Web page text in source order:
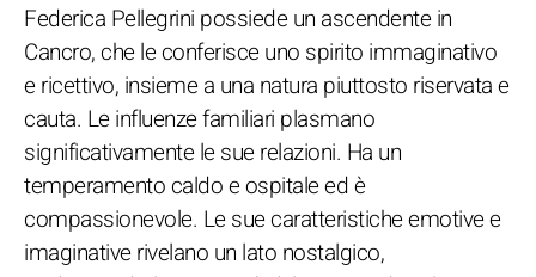
Federica Pellegrini possiede un ascendente in
Cancro, che le conferisce uno spirito immaginativo
e ricettivo, insieme a una natura piuttosto riservata e
cauta. Le influenze familiari plasmano
significativamente le sue relazioni. Ha un
temperamento caldo e ospitale ed è
compassionevole. Le sue caratteristiche emotive e
imaginative rivelano un lato nostalgico,